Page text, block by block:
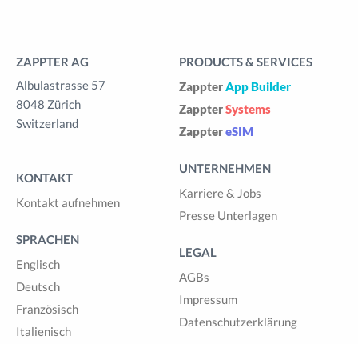
ZAPPTER AG
Albulastrasse 57
8048 Zürich
Switzerland
KONTAKT
Kontakt aufnehmen
SPRACHEN
Englisch
Deutsch
Französisch
Italienisch
PRODUCTS & SERVICES
ZappterApp Builder
ZappterSystems
ZapptereSIM
UNTERNEHMEN
Karriere & Jobs
Presse Unterlagen
LEGAL
AGBs
Impressum
Datenschutzerklärung